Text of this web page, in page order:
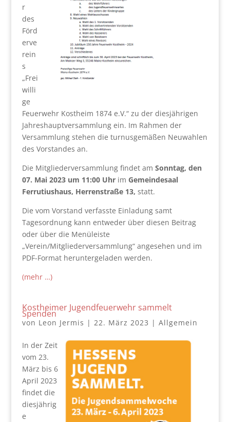
r
des
Förd
erve
rein
s
„Frei
willi
ge
Feuerwehr Kostheim 1874 e.V.“ zu der diesjährigen
Jahreshauptversammlung ein. Im Rahmen der
Versammlung stehen die turnusgemäßen Neuwahlen
des Vorstandes an.
Die Mitgliederversammlung findet am Sonntag, den
07. Mai 2023 um 11:00 Uhrim Gemeindesaal
Ferrutiushaus, Herrenstraße 13, statt.
Die vom Vorstand verfasste Einladung samt
Tagesordnung kann entweder über diesen Beitrag
oder über die Menüleiste
„Verein/Mitgliederversammlung“ angesehen und im
PDF-Format heruntergeladen werden.
(mehr …)
Kostheimer Jugendfeuerwehr sammelt
Spenden
von Leon Jermis | 22. März 2023 | Allgemein
In der Zeit
vom 23.
März bis 6
April 2023
findet die
diesjährig
e